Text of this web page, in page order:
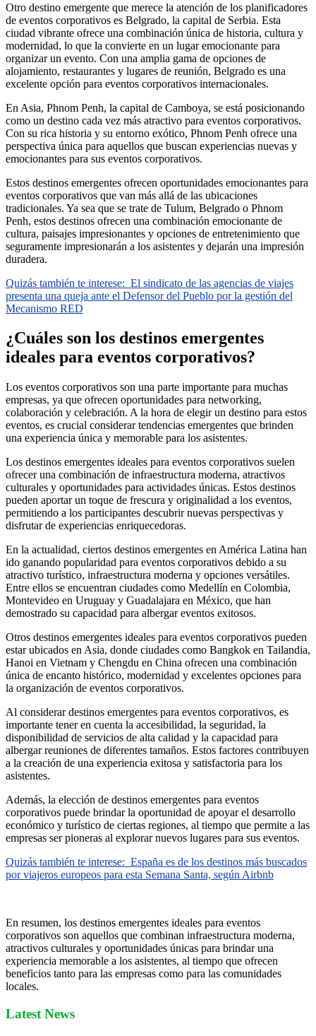
Otro destino emergente que merece la atención de los planificadores
de eventos corporativos es Belgrado, la capital de Serbia. Esta
ciudad vibrante ofrece una combinación única de historia, cultura y
modernidad, lo que la convierte en un lugar emocionante para
organizar un evento. Con una amplia gama de opciones de
alojamiento, restaurantes y lugares de reunión, Belgrado es una
excelente opción para eventos corporativos internacionales.
En Asia, Phnom Penh, la capital de Camboya, se está posicionando
como un destino cada vez más atractivo para eventos corporativos.
Con su rica historia y su entorno exótico, Phnom Penh ofrece una
perspectiva única para aquellos que buscan experiencias nuevas y
emocionantes para sus eventos corporativos.
Estos destinos emergentes ofrecen oportunidades emocionantes para
eventos corporativos que van más allá de las ubicaciones
tradicionales. Ya sea que se trate de Tulum, Belgrado o Phnom
Penh, estos destinos ofrecen una combinación emocionante de
cultura, paisajes impresionantes y opciones de entretenimiento que
seguramente impresionarán a los asistentes y dejarán una impresión
duradera.
Quizás también te interese: El sindicato de las agencias de viajes
presenta una queja ante el Defensor del Pueblo por la gestión del
Mecanismo RED
¿Cuáles son los destinos emergentes
ideales para eventos corporativos?
Los eventos corporativos son una parte importante para muchas
empresas, ya que ofrecen oportunidades para networking,
colaboración y celebración. A la hora de elegir un destino para estos
eventos, es crucial considerar tendencias emergentes que brinden
una experiencia única y memorable para los asistentes.
Los destinos emergentes ideales para eventos corporativos suelen
ofrecer una combinación de infraestructura moderna, atractivos
culturales y oportunidades para actividades únicas. Estos destinos
pueden aportar un toque de frescura y originalidad a los eventos,
permitiendo a los participantes descubrir nuevas perspectivas y
disfrutar de experiencias enriquecedoras.
En la actualidad, ciertos destinos emergentes en América Latina han
ido ganando popularidad para eventos corporativos debido a su
atractivo turístico, infraestructura moderna y opciones versátiles.
Entre ellos se encuentran ciudades como Medellín en Colombia,
Montevideo en Uruguay y Guadalajara en México, que han
demostrado su capacidad para albergar eventos exitosos.
Otros destinos emergentes ideales para eventos corporativos pueden
estar ubicados en Asia, donde ciudades como Bangkok en Tailandia,
Hanoi en Vietnam y Chengdu en China ofrecen una combinación
única de encanto histórico, modernidad y excelentes opciones para
la organización de eventos corporativos.
Al considerar destinos emergentes para eventos corporativos, es
importante tener en cuenta la accesibilidad, la seguridad, la
disponibilidad de servicios de alta calidad y la capacidad para
albergar reuniones de diferentes tamaños. Estos factores contribuyen
a la creación de una experiencia exitosa y satisfactoria para los
asistentes.
Además, la elección de destinos emergentes para eventos
corporativos puede brindar la oportunidad de apoyar el desarrollo
económico y turístico de ciertas regiones, al tiempo que permite a las
empresas ser pioneras al explorar nuevos lugares para sus eventos.
Quizás también te interese: España es de los destinos más buscados
por viajeros europeos para esta Semana Santa, según Airbnb
En resumen, los destinos emergentes ideales para eventos
corporativos son aquellos que combinan infraestructura moderna,
atractivos culturales y oportunidades únicas para brindar una
experiencia memorable a los asistentes, al tiempo que ofrecen
beneficios tanto para las empresas como para las comunidades
locales.
Latest News